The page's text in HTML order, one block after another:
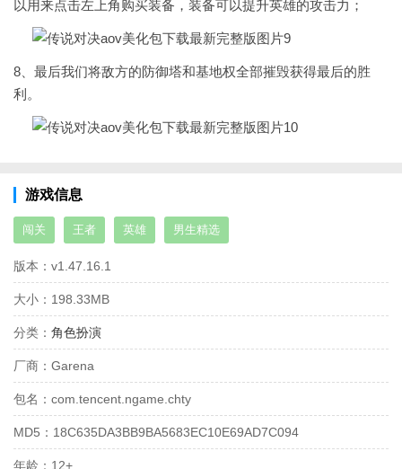
以用来点击左上角购买装备，装备可以提升英雄的攻击力；
8、最后我们将敌方的防御塔和基地权全部摧毁获得最后的胜
利。
游戏信息
闯关 王者 英雄 男生精选
版本： v1.47.16.1
大小： 198.33MB
分类： 角色扮演
厂商： Garena
包名： com.tencent.ngame.chty
MD5： 18C635DA3BB9BA5683EC10E69AD7C094
年龄： 12+